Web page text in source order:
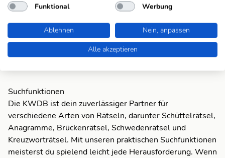
Suchfunktionen
Die KWDB ist dein zuverlässiger Partner für
verschiedene Arten von Rätseln, darunter Schüttelrätsel,
Anagramme, Brückenrätsel, Schwedenrätsel und
Kreuzworträtsel. Mit unseren praktischen Suchfunktionen
meisterst du spielend leicht jede Herausforderung. Wenn
Funktional
Werbung
Ablehnen
Nein, anpassen
Alle akzeptieren